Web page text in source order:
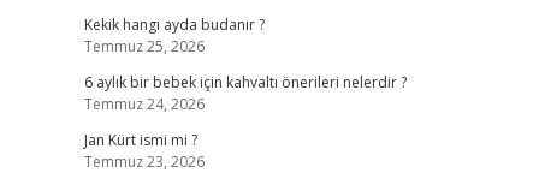
Kekik hangi ayda budanır ?
Temmuz 25, 2026
6 aylık bir bebek için kahvaltı önerileri nelerdir ?
Temmuz 24, 2026
Jan Kürt ismi mi ?
Temmuz 23, 2026